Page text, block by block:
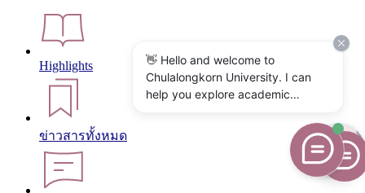
Highlights
ข่าวสารทั้งหมด
👋 Hello and welcome to
Chulalongkorn University. I can
help you explore academic